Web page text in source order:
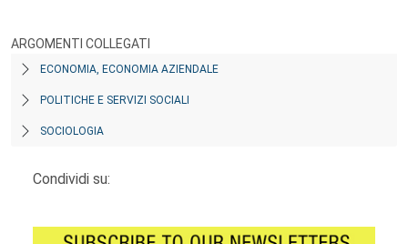
ARGOMENTI COLLEGATI
ECONOMIA, ECONOMIA AZIENDALE
POLITICHE E SERVIZI SOCIALI
SOCIOLOGIA
Condividi su: